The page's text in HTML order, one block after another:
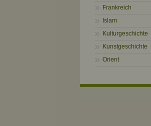
Frankreich
Islam
Kulturgeschichte
Kunstgeschichte
Orient